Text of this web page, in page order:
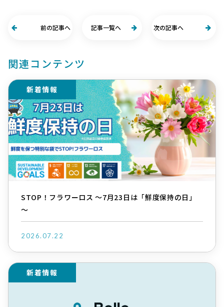
前の記事へ 記事一覧へ 次の記事へ
関連コンテンツ
新着情報
STOP！フラワーロス ～7月23日は「鮮度保持の日」
～
2026.07.22
新着情報